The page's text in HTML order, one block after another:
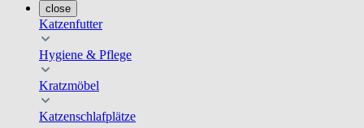
close
Katzenfutter
Hygiene & Pflege
Kratzmöbel
Katzenschlafplätze